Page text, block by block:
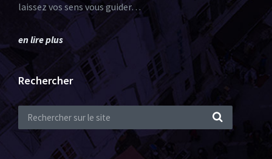
laissez vos sens vous guider…
en lire plus
Rechercher